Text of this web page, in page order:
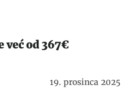
od 367€
19. prosinca 2025